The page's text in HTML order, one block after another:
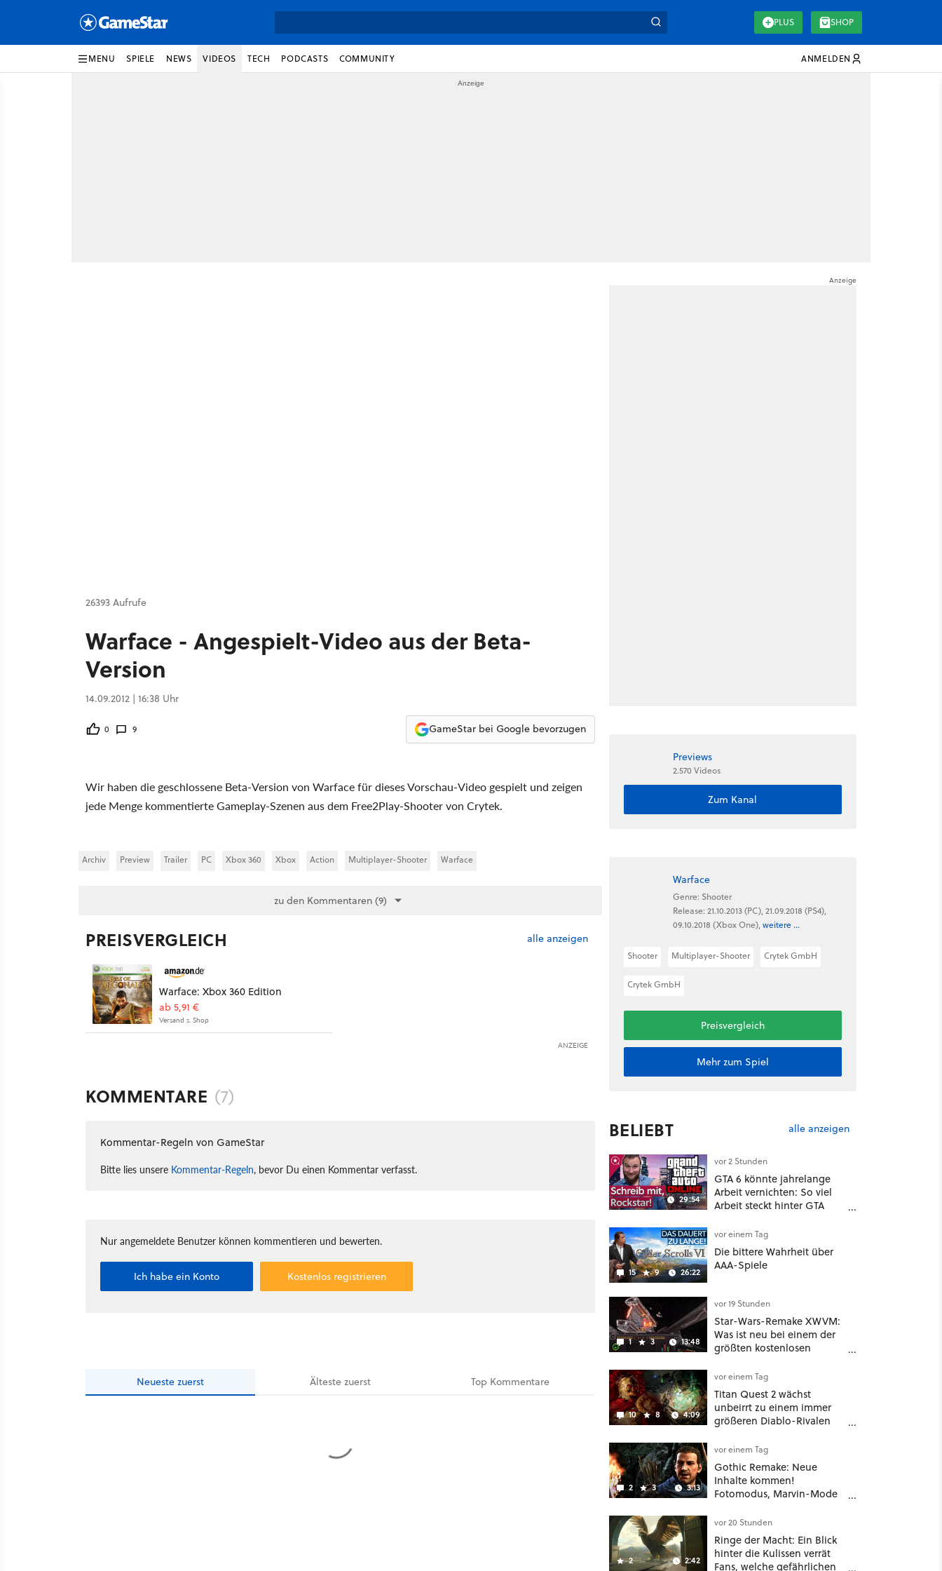
PLUS SHOP
MENU SPIELE NEWS VIDEOS TECH PODCASTS COMMUNITY ANMELDEN
26393 Aufrufe
Warface - Angespielt-Video aus der Beta-
Version
14.09.2012 | 16:38 Uhr
0 9 GameStar bei Google bevorzugen
Wir haben die geschlossene Beta-Version von Warface für dieses Vorschau-Video gespielt und zeigen
jede Menge kommentierte Gameplay-Szenen aus dem Free2Play-Shooter von Crytek.
Archiv Preview Trailer PC Xbox 360 Xbox Action Multiplayer-Shooter Warface
zu den Kommentaren (9)
PREISVERGLEICH alle anzeigen
Warface: Xbox 360 Edition
ab 5,91 €
Versand s. Shop
ANZEIGE
KOMMENTARE (7)
Kommentar-Regeln von GameStar
Bitte lies unsere Kommentar-Regeln, bevor Du einen Kommentar verfasst.
Nur angemeldete Benutzer können kommentieren und bewerten.
Ich habe ein Konto Kostenlos registrieren
Neueste zuerst Ältestezuerst Top Kommentare
Previews
2.570 Videos
Zum Kanal
Warface
Genre: Shooter
Release: 21.10.2013 (PC), 21.09.2018 (PS4),
09.10.2018 (Xbox One), weitere ...
Shooter Multiplayer-Shooter Crytek GmbH
Crytek GmbH
Preisvergleich
Mehr zum Spiel
BELIEBT alle anzeigen
29:54
vor 2 Stunden
GTA 6 könnte jahrelange
Arbeit vernichten: So viel
Arbeit steckt hinter GTA
15 9 26:22
vor einem Tag
Die bittere Wahrheit über
AAA-Spiele
1 3 13:48
vor 19 Stunden
Star-Wars-Remake XWVM:
Was ist neu bei einem der
größten kostenlosen
10 8 4:09
vor einem Tag
Titan Quest 2 wächst
unbeirrt zu einem immer
größeren Diablo-Rivalen
sogar eine richtige
Beschwörer-Klasse
2 3 3:13
vor einem Tag
Gothic Remake: Neue
Inhalte kommen!
Fotomodus, Marvin-Mode
2 2:42
vor 20 Stunden
Ringe der Macht: Ein Blick
hinter die Kulissen verrät
Fans, welche gefährlichen